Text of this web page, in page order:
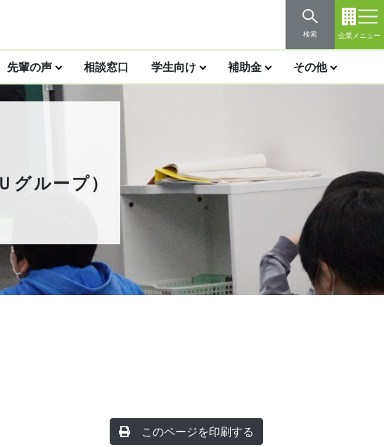
検索 企業メニュー
先輩の声 相談窓口 学生向け 補助金 その他
グループ）
このページを印刷する